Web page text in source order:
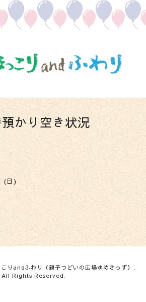
かり空き状況
(日)
りandふわり（親子つどいの広場ゆめきっず）
All Rights Reserved.